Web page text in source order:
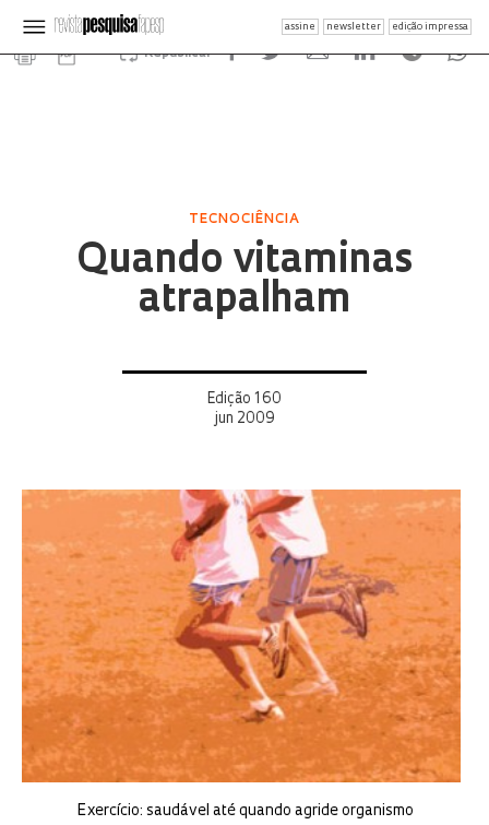
assine newsletter edição impressa
Republicar
TECNOCIÊNCIA
Quando vitaminas
atrapalham
Edição 160
jun 2009
Exercício: saudável até quando agride organismo